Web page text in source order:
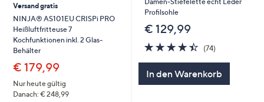
anzuzeigen.
Versand gratis
NINJA® AS101EU CRISPi PRO
Heißluftfritteuse 7
Kochfunktionen inkl. 2 Glas-
Behälter
€ 179,99
Nur heute gültig
Danach: € 248,99
Profilsohle
€ 129,99
4.4
von
(74)74
In den Warenkorb